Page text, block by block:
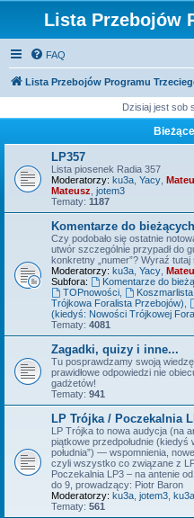
Lista Przebojów
FAQ
Lista Przebojów Programu
Dzisiaj jest sob
LP357
Lista piosenek Radia 357
Moderatorzy: ku3a Yacy
Mateusz jotem3
Tematy: 1187
Komentarze do
Czy podobało się ostatnie
utwór szczególnie przypadł do
konkretny „numer”? Wyraź tutaj
Moderatorzy: ku3a Yacy
Subfora:
Komentarze do
TOPnowości, Koszmarlista,
Trójkowa Foralista Przebojów)
(kiedyś: Nowości Trójkowej
Tematy: 4081
Zagadki, quizy i inne...
Tu posprawdzamy swoją
prawidłowe odpowiedzi nie
gadżetów!
Tematy: 941
LP Trójka / Poczekalnia
LP Trójka to nowa audycja (na
piątkowe przedpołudnie (kiedyś
południa”) — wspomnienia,
czyli wszystko co związane z
Poczekalnia LP3 – na antenie
do 9, prowadzący: Piotr Baron
Moderatorzy: ku3a jotem3 ku3a
Tematy: 561